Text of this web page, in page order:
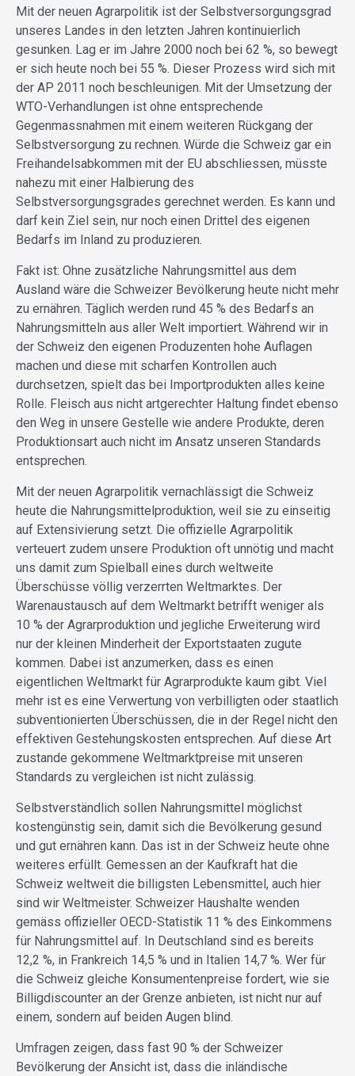
Mit der neuen Agrarpolitik ist der Selbstversorgungsgrad
unseres Landes in den letzten Jahren kontinuierlich
gesunken. Lag er im Jahre 2000 noch bei 62 %, so bewegt
er sich heute noch bei 55 %. Dieser Prozess wird sich mit
der AP 2011 noch beschleunigen. Mit der Umsetzung der
WTO-Verhandlungen ist ohne entsprechende
Gegenmassnahmen mit einem weiteren Rückgang der
Selbstversorgung zu rechnen. Würde die Schweiz gar ein
Freihandelsabkommen mit der EU abschliessen, müsste
nahezu mit einer Halbierung des
Selbstversorgungsgrades gerechnet werden. Es kann und
darf kein Ziel sein, nur noch einen Drittel des eigenen
Bedarfs im Inland zu produzieren.
Fakt ist: Ohne zusätzliche Nahrungsmittel aus dem
Ausland wäre die Schweizer Bevölkerung heute nicht mehr
zu ernähren. Täglich werden rund 45 % des Bedarfs an
Nahrungsmitteln aus aller Welt importiert. Während wir in
der Schweiz den eigenen Produzenten hohe Auflagen
machen und diese mit scharfen Kontrollen auch
durchsetzen, spielt das bei Importprodukten alles keine
Rolle. Fleisch aus nicht artgerechter Haltung findet ebenso
den Weg in unsere Gestelle wie andere Produkte, deren
Produktionsart auch nicht im Ansatz unseren Standards
entsprechen.
Mit der neuen Agrarpolitik vernachlässigt die Schweiz
heute die Nahrungsmittelproduktion, weil sie zu einseitig
auf Extensivierung setzt. Die offizielle Agrarpolitik
verteuert zudem unsere Produktion oft unnötig und macht
uns damit zum Spielball eines durch weltweite
Überschüsse völlig verzerrten Weltmarktes. Der
Warenaustausch auf dem Weltmarkt betrifft weniger als
10 % der Agrarproduktion und jegliche Erweiterung wird
nur der kleinen Minderheit der Exportstaaten zugute
kommen. Dabei ist anzumerken, dass es einen
eigentlichen Weltmarkt für Agrarprodukte kaum gibt. Viel
mehr ist es eine Verwertung von verbilligten oder staatlich
subventionierten Überschüssen, die in der Regel nicht den
effektiven Gestehungskosten entsprechen. Auf diese Art
zustande gekommene Weltmarktpreise mit unseren
Standards zu vergleichen ist nicht zulässig.
Selbstverständlich sollen Nahrungsmittel möglichst
kostengünstig sein, damit sich die Bevölkerung gesund
und gut ernähren kann. Das ist in der Schweiz heute ohne
weiteres erfüllt. Gemessen an der Kaufkraft hat die
Schweiz weltweit die billigsten Lebensmittel, auch hier
sind wir Weltmeister. Schweizer Haushalte wenden
gemäss offizieller OECD-Statistik 11 % des Einkommens
für Nahrungsmittel auf. In Deutschland sind es bereits
12,2 %, in Frankreich 14,5 % und in Italien 14,7 %. Wer für
die Schweiz gleiche Konsumentenpreise fordert, wie sie
Billigdiscounter an der Grenze anbieten, ist nicht nur auf
einem, sondern auf beiden Augen blind.
Umfragen zeigen, dass fast 90 % der Schweizer
Bevölkerung der Ansicht ist, dass die inländische